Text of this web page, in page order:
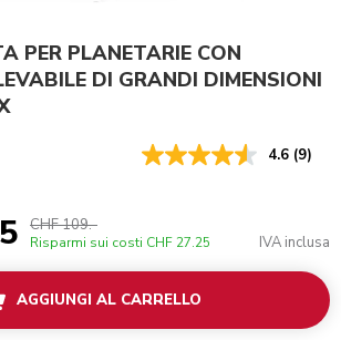
PER PLANETARIE CON
DI GRANDI DIMENSIONI
4.6 (9)
CHF 109.-
Risparmi sui costi CHF 27.25 IVA inclusa
AGGIUNGI AL CARRELLO